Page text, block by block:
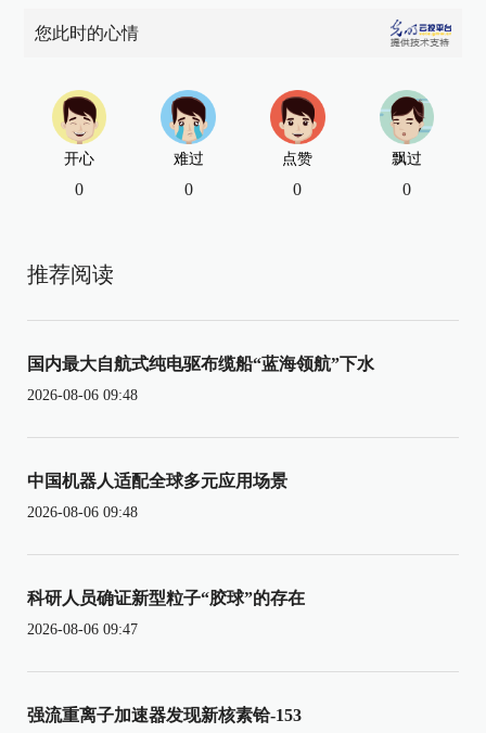
您此时的心情
开心
0
难过
0
点赞
0
飘过
0
推荐阅读
国内最大自航式纯电驱布缆船“蓝海领航”下水
2026-08-06 09:48
中国机器人适配全球多元应用场景
2026-08-06 09:48
科研人员确证新型粒子“胶球”的存在
2026-08-06 09:47
强流重离子加速器发现新核素铪-153